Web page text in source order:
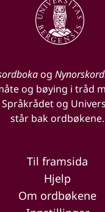
og
og bøying i tråd
og
står bak ordbøkene.
Til framsida
Hjelp
Om ordbøkene